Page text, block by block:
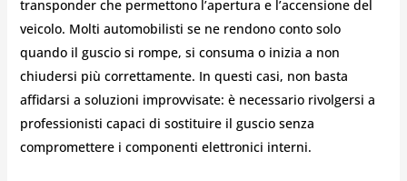
transponder che permettono l’apertura e l’accensione del
veicolo. Molti automobilisti se ne rendono conto solo
quando il guscio si rompe, si consuma o inizia a non
chiudersi più correttamente. In questi casi, non basta
affidarsi a soluzioni improvvisate: è necessario rivolgersi a
professionisti capaci di sostituire il guscio senza
compromettere i componenti elettronici interni.